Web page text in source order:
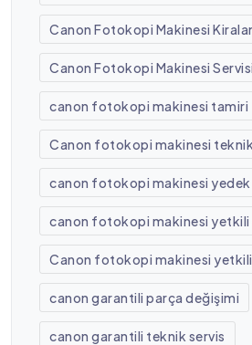
Canon Fotokopi Makinesi
Canon Fotokopi Makinesi Servisi
canon fotokopi makinesi tamiri
Canon fotokopi makinesi
canon fotokopi makinesi yedek
canon fotokopi makinesi yetkili
Canon fotokopi makinesi yetkili
canon garantili parça değişimi
canon garantili teknik servis